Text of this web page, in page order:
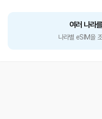
여러 나라
나라별 eSIM을